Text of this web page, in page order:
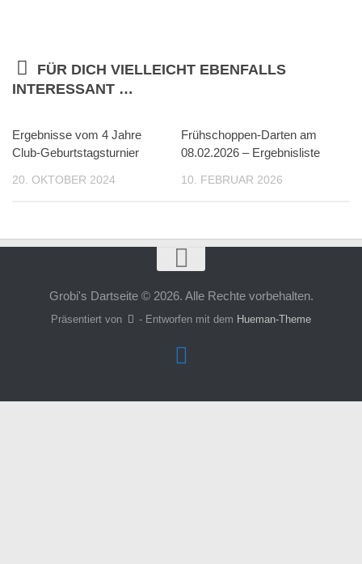
FÜR DICH VIELLEICHT EBENFALLS
INTERESSANT …
Ergebnisse vom 4 Jahre
Club-Geburtstagsturnier
20. OKTOBER 2024
Frühschoppen-Darten am
08.02.2026 – Ergebnisliste
10. FEBRUAR 2026
Grobi's Dartseite © 2026. Alle Rechte vorbehalten.
Präsentiert von - Entworfen mit dem Hueman-Theme